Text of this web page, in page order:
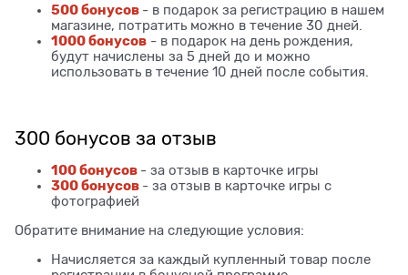
500 бонусов - в подарок за регистрацию в нашем
магазине, потратить можно в течение 30 дней.
1000 бонусов - в подарок на день рождения,
будут начислены за 5 дней до и можно
использовать в течение 10 дней после события.
300 бонусов за отзыв
100 бонусов - за отзыв в карточке игры
300 бонусов - за отзыв в карточке игры с
фотографией
Обратите внимание на следующие условия:
Начисляется за каждый купленный товар после